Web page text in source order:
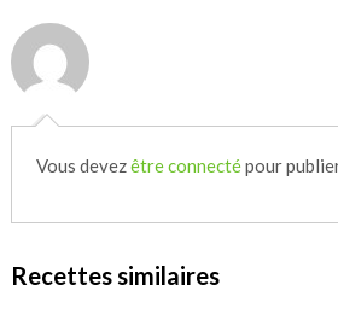
Vous devezêtre connectépour
Recettes similaires